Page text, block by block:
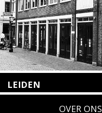
LEIDEN
OVER ONS